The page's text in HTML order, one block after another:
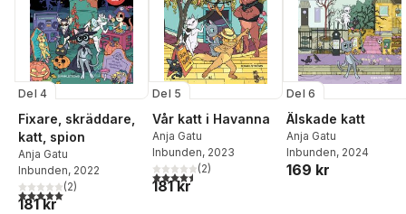
Del 4
Fixare, skräddare,
katt, spion
Anja Gatu
Inbunden, 2022
5,0utav 5 stjärnor. Totalt antal röster:
(2)
181 kr
Del 5
Vår katt i Havanna
Anja Gatu
Inbunden, 2023
4,5utav 5 stjärnor. Totalt antal röster:
(2)
181 kr
Del 6
Älskade katt
Anja Gatu
Inbunden, 2024
169 kr